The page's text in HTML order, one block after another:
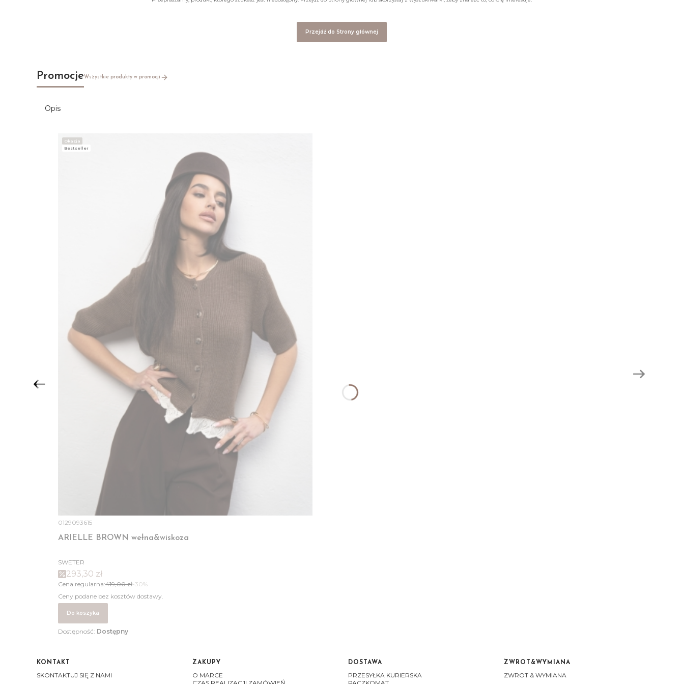
Przejdź do Strony głównej
PromocjeWszystkie produkty w promocji
Opis
Okazja
Bestseller
0129093615
ARIELLE BROWN wełna&wiskoza
SWETER
293,30 zł
Cena regularna:419,00 zł-30%
Ceny podane bez kosztów dostawy.
Do koszyka
Dostępność: Dostępny
Linki w stopce
KONTAKT
SKONTAKTUJ SIĘ Z NAMI
ZAKUPY
O MARCE
DOSTAWA
PRZESYŁKA KURIERSKA
ZWROT&WYMIANA
ZWROT & WYMIANA